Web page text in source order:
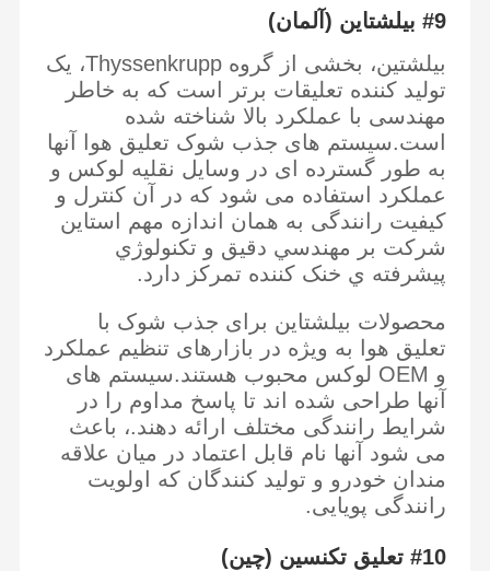
#9 بیلشتاین (آلمان)
بیلشتین، بخشی از گروه Thyssenkrupp، یک
تولید کننده تعلیقات برتر است که به خاطر
مهندسی با عملکرد بالا شناخته شده
است.سیستم های جذب شوک تعلیق هوا آنها
به طور گسترده ای در وسایل نقلیه لوکس و
عملکرد استفاده می شود که در آن کنترل و
کیفیت رانندگی به همان اندازه مهم استاين
شرکت بر مهندسي دقيق و تکنولوژي
پيشرفته ي خنک کننده تمرکز دارد.
محصولات بیلشتاین برای جذب شوک با
تعلیق هوا به ویژه در بازارهای تنظیم عملکرد
و OEM لوکس محبوب هستند.سیستم های
آنها طراحی شده اند تا پاسخ مداوم را در
شرایط رانندگی مختلف ارائه دهند.، باعث
می شود آنها نام قابل اعتماد در میان علاقه
مندان خودرو و تولید کنندگان که اولویت
رانندگی پویایی.
#10 تعلیق تکنسین (چین)